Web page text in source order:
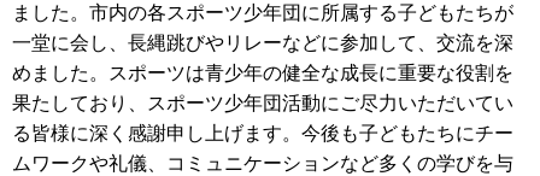
ました。市内の各スポーツ少年団に所属する子どもたちが
一堂に会し、長縄跳びやリレーなどに参加して、交流を深
めました。スポーツは青少年の健全な成長に重要な役割を
果たしており、スポーツ少年団活動にご尽力いただいてい
る皆様に深く感謝申し上げます。今後も子どもたちにチー
ムワークや礼儀、コミュニケーションなど多くの学びを与